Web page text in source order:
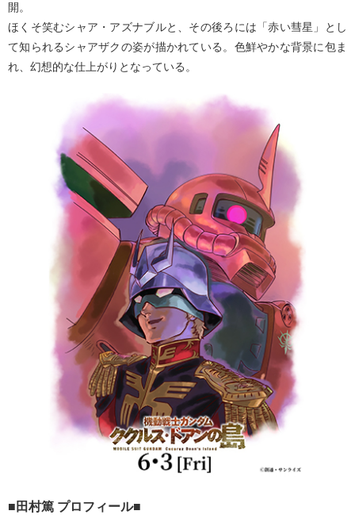
開。
ほくそ笑むシャア・アズナブルと、その後ろには「赤い彗星」とし
て知られるシャアザクの姿が描かれている。色鮮やかな背景に包ま
れ、幻想的な仕上がりとなっている。
■田村篤 プロフィール■